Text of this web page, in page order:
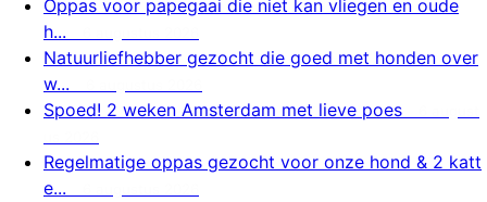
Oppas voor papegaai die niet kan vliegen en oude
h...
Natuurliefhebber gezocht die goed met honden over
w...
Spoed! 2 weken Amsterdam met lieve poes
Regelmatige oppas gezocht voor onze hond & 2 katt
e...